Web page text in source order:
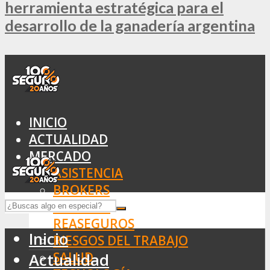
herramienta estratégica para el
desarrollo de la ganadería argentina
INICIO
ACTUALIDAD
MERCADO
ASISTENCIA
BROKERS
SEGUROS
REASEGUROS
RIESGOS DEL TRABAJO
SALUD
Inicio
Actualidad